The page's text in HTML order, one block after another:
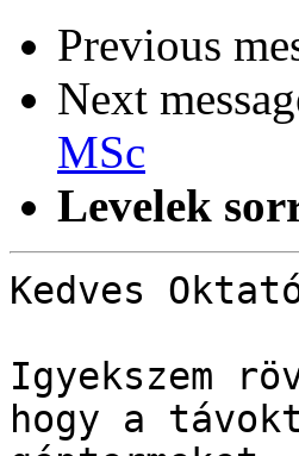
Previous
Next
MSc
Levelek
Kedves
Igyekszem
hogy a